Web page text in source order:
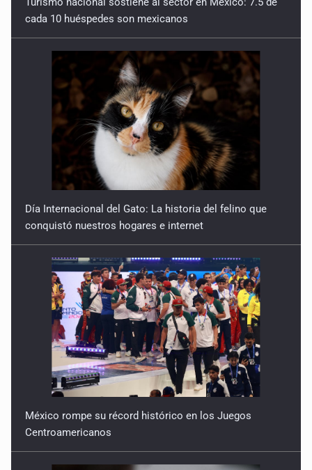
cada 10 huéspedes son mexicanos
Día Internacional del Gato: La historia del felino que
conquistó nuestros hogares e internet
México rompe su récord histórico en los Juegos
Centroamericanos